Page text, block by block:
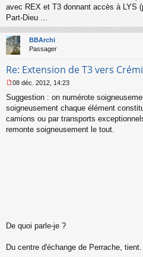
s
g
n
o
l
u
avec REX et T3 donnant accès à LYS
Part-Dieu ...
BBArchi
Passager
Re: Extension de T3 vers
e
s
s
g
08 déc. 2012, 14:23
Suggestion : on numérote
soigneusement chaque élément
camions ou par transports
remonte soigneusement le tout.
De quoi parle-je ?
Du centre d'échange de Perrache, tient.